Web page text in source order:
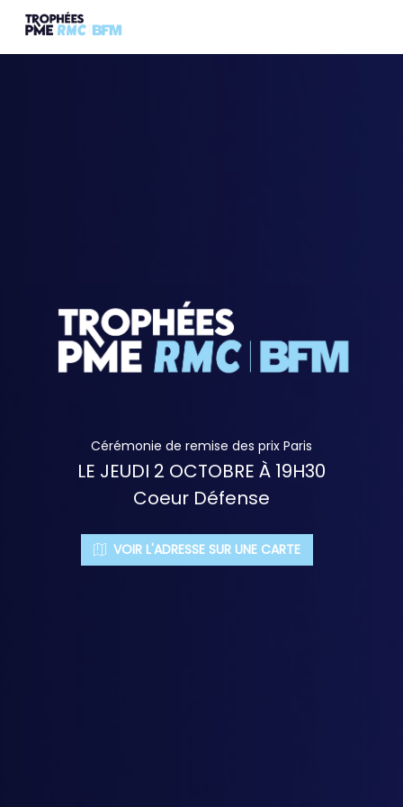
Cérémonie de remise des prix Paris
LE JEUDI 2 OCTOBRE À 19H30
Coeur Défense
VOIR L'ADRESSE SUR UNE CARTE